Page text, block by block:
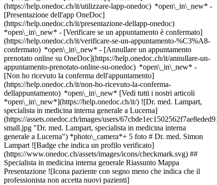
(https://help.onedoc.ch/it/utilizzare-lapp-onedoc) *open\_in\_new* -
[Presentazione dell'app OneDoc]
(https://help.onedoc.ch/it/presentazione-dellapp-onedoc)
*open\_in\_new* - [Verificare se un appuntamento è confermato]
(https://help.onedoc.ch/it/verificare-se-un-appuntamento-%C3%A8-
confermato) *open\_in\_new* - [Annullare un appuntamento
prenotato online su OneDoc](https://help.onedoc.ch/it/annullare-un-
appuntamento-prenotato-online-su-onedoc) *open\_in\_new* -
[Non ho ricevuto la conferma dell'appuntamento]
(https://help.onedoc.ch/it/non-ho-ricevuto-la-conferma-
dellappuntamento) *open\_in\_new* [Vedi tutti i nostri articoli
*open\_in\_new*](https://help.onedoc.ch/it/) ![Dr. med. Lampart,
specialista in medicina interna generale a Lucerna]
(https://assets.onedoc.ch/images/users/
small.jpg "Dr. med. Lampart, specialista in medicina interna
generale a Lucerna") *photo\_camera*+ 5 foto # Dr. med. Simon
Lampart ![Badge che indica un profilo verificato]
(https://www.onedoc.ch/assets/images/icons/checkmark.svg) ##
Specialista in medicina interna generale Riassunto Mappa
Presentazione ![Icona paziente con segno meno che indica che il
professionista non accetta nuovi pazienti]